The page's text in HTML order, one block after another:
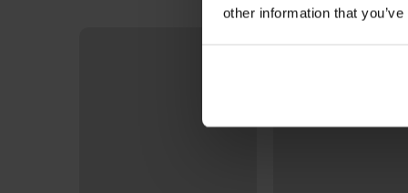
other information that